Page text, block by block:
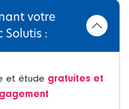
votre
:
et étude gratuites et